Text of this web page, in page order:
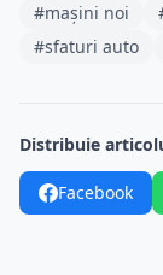
#mașini noi
#sfaturi auto
Distribuie
Facebook